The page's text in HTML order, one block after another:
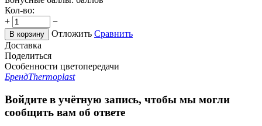
Кол-во:
+
−
В корзину Отложить Сравнить
Доставка
Поделиться
Особенности цветопередачи
БрендThermoplast
Войдите в учётную запись, чтобы мы могли
сообщить вам об ответе